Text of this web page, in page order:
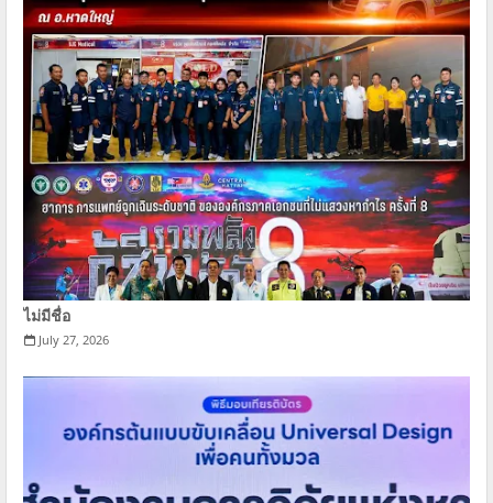
ไม่มีชื่อ
July 27, 2026